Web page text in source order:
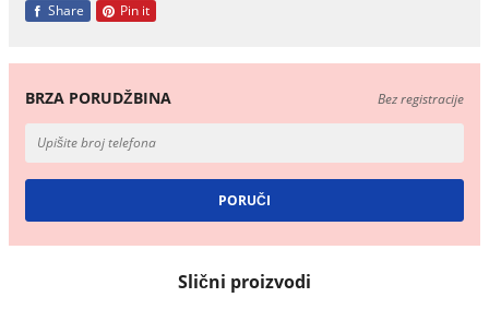
Share Pin it
BRZA PORUDŽBINA Bez registracije
Slični proizvodi